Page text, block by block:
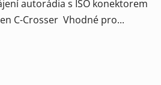
autorádia s ISO konektorem
C-Crosser Vhodné pro...